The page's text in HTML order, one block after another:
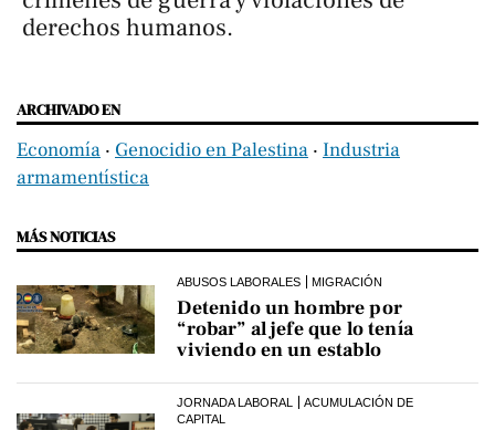
derechos humanos.
ARCHIVADO EN
Economía ‧ Genocidio en Palestina ‧ Industria
armamentística
MÁS NOTICIAS
ABUSOS LABORALES MIGRACIÓN
Detenido un hombre por
“robar” al jefe que lo tenía
viviendo en un establo
JORNADA LABORAL
ACUMULACIÓN DE
CAPITAL